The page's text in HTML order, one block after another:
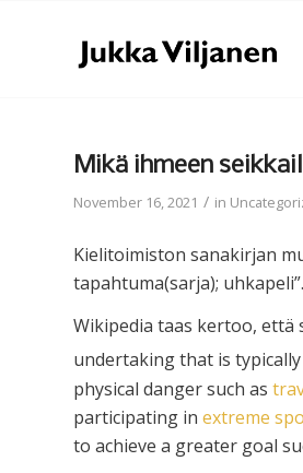
Mikä ihmeen
November 16, 2021 / in
Kielitoimiston sanakirjan
tapahtuma(sarja); uhkapeli”.
Wikipedia taas kertoo, että
undertaking that is
physical danger such as
participating in extreme
to achieve a greater goal